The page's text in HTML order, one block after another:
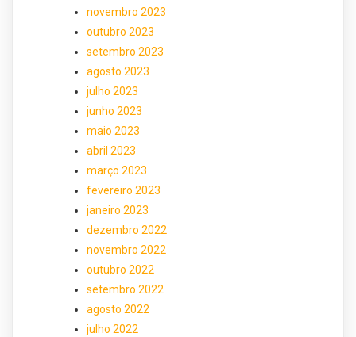
novembro 2023
outubro 2023
setembro 2023
agosto 2023
julho 2023
junho 2023
maio 2023
abril 2023
março 2023
fevereiro 2023
janeiro 2023
dezembro 2022
novembro 2022
outubro 2022
setembro 2022
agosto 2022
julho 2022